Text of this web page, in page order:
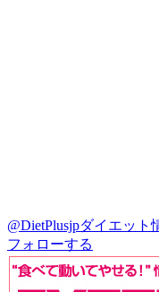
@DietPlusjpダイエット
フォローする